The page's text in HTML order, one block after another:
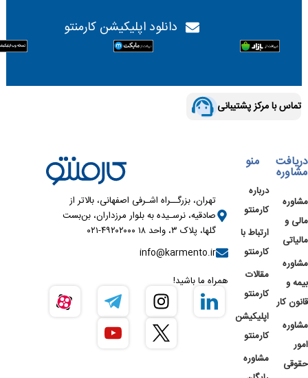
دانلود اپلیکیشن کارمنتو
تماس با مرکز پشتیبانی
دریافت
مشاوره
مشاوره
مالی و
مالیاتی
مشاوره
بیمه و
قانون کار
مشاوره
امور
حقوقی
منو
درباره
کارمنتو
ارتباط با
کارمنتو
مقالات
کارمنتو
اپلیکیشن
کارمنتو
مشاوره
تهران، بزرگــراه اشـرفی اصفهانی، بالاتر از
صادقیه، نرسـیده به بلوار مرزداران، بن‌بست
گلها، پلاک ۳، واحد ۱۸ ۴۹۲۰۲۰۰۰-۰۲۱
info@karmento.ir
همراه ما باشید!